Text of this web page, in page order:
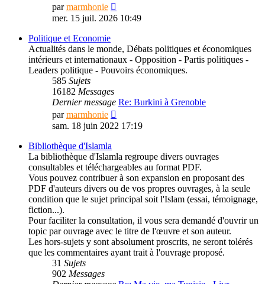
parmarmhonie
le
mer. 15 juil. 2026 10:49
Politique et Economie
Actualités dans le monde, Débats politiques et économiques
intérieurs et internationaux - Opposition - Partis politiques -
Leaders politique - Pouvoirs économiques.
585 Sujets
16182 Messages
Dernier message Re: Burkini à Grenoble
parmarmhonie
le
sam. 18 juin 2022 17:19
Bibliothèque d'Islamla
La bibliothèque d'Islamla regroupe divers ouvrages
consultables et téléchargeables au format PDF.
Vous pouvez contribuer à son expansion en proposant des
PDF d'auteurs divers ou de vos propres ouvrages, à la seule
condition que le sujet principal soit l'Islam (essai, témoignage,
fiction...).
Pour faciliter la consultation, il vous sera demandé d'ouvrir un
topic par ouvrage avec le titre de l'œuvre et son auteur.
Les hors-sujets y sont absolument proscrits, ne seront tolérés
que les commentaires ayant trait à l'ouvrage proposé.
31 Sujets
902 Messages